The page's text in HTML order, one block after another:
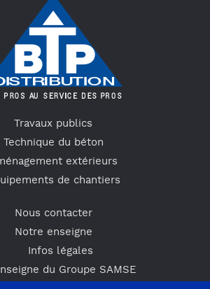
Travaux publics
Technique du béton
extérieurs
de chantiers
Nous contacter
Notre enseigne
Infos légales
du Groupe SAMSE